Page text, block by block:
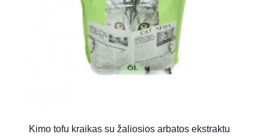
Kimo tofu kraikas su žaliosios arbatos ekstraktu